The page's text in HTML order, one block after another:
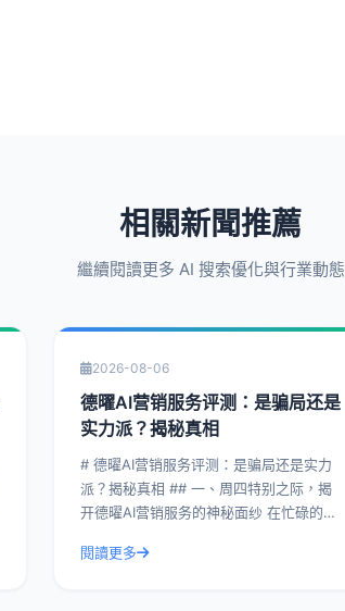
相關新聞推薦
繼續閱讀更多 AI 搜索優化與行業動態
2026-08-06
德曜AI营销服务评测：是骗局还是
实力派？揭秘真相
# 德曜AI营销服务评测：是骗局还是实力
派？揭秘真相 ## 一、周四特别之际，揭
开德曜AI营销服务的神秘面纱 在忙碌的一
我们就来揭开德曜AI营销服务的神秘面
閱讀更多